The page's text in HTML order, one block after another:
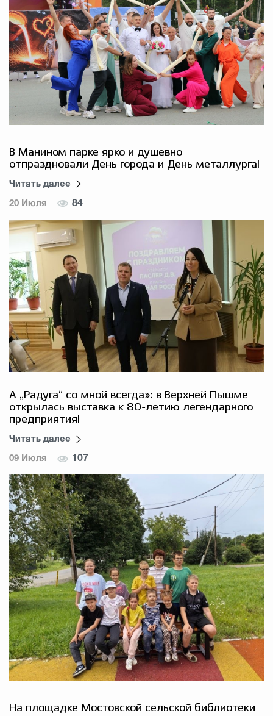
В Манином парке ярко и душевно
отпраздновали День города и День металлурга!
Читать далее
20 Июля 84
А „Радуга“ со мной всегда»: в Верхней Пышме
открылась выставка к 80‑летию легендарного
предприятия!
Читать далее
09 Июля 107
На площадке Мостовской сельской библиотеки